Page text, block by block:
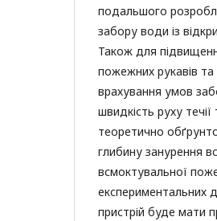
подальшого
забору води із
Також для
пожежних рукавів
врахування умов
швидкість руху
теоретично
глибину занурення
всмоктувальної
експериментальних
пристрій буде мати